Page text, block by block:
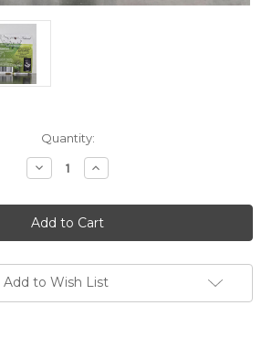
Quantity:
Decrease
Quantity
VIRU-
S
TEA
HONEYSUCKLE
WITH
GINGER,
TEA
Increase
Quantity
VIRU-
S
TEA
HONEYSUCKLE
WITH
GINGER,
TEA
Add to Wish List